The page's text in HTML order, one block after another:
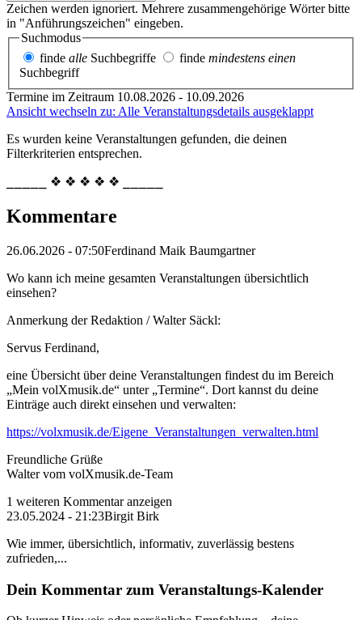
Zeichen werden ignoriert. Mehrere zusammengehörige Wörter bitte
in "Anführungszeichen" eingeben.
Suchmodus
finde alle Suchbegriffe finde mindestens einen
Suchbegriff
Termine im Zeitraum 10.08.2026 - 10.09.2026
Ansicht wechseln zu: Alle Veranstaltungsdetails ausgeklappt
Es wurden keine Veranstaltungen gefunden, die deinen
Filterkriterien entsprechen.
⎯⎯⎯⎯⎯ ❖ ❖ ❖ ❖ ❖ ⎯⎯⎯⎯⎯
Kommentare
26.06.2026 - 07:50Ferdinand Maik Baumgartner
Wo kann ich meine gesamten Veranstaltungen übersichtlich
einsehen?
Anmerkung der Redaktion /Walter Säckl:
Servus Ferdinand,
eine Übersicht über deine Veranstaltungen findest du im Bereich
„Mein volXmusik.de“ unter „Termine“. Dort kannst du deine
Einträge auch direkt einsehen und verwalten:
https://volxmusik.de/Eigene_Veranstaltungen_verwalten.html
Freundliche Grüße
Walter vom volXmusik.de-Team
1 weiteren Kommentar anzeigen
23.05.2024 - 21:23Birgit Birk
Wie immer, übersichtlich, informativ, zuverlässig bestens
zufrieden,...
Dein Kommentar zum Veranstaltungs-Kalender